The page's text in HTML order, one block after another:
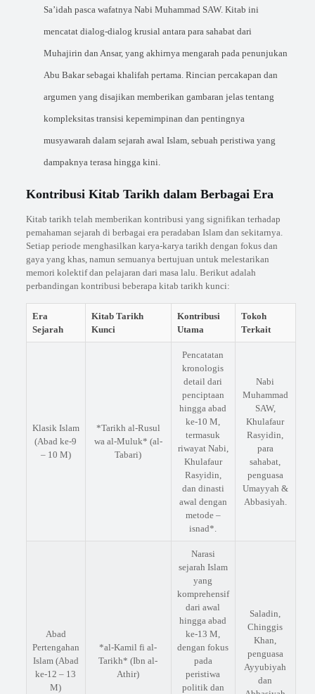
Sa’idah pasca wafatnya Nabi Muhammad SAW. Kitab ini
mencatat dialog-dialog krusial antara para sahabat dari
Muhajirin dan Ansar, yang akhirnya mengarah pada penunjukan
Abu Bakar sebagai khalifah pertama. Rincian percakapan dan
argumen yang disajikan memberikan gambaran jelas tentang
kompleksitas transisi kepemimpinan dan pentingnya
musyawarah dalam sejarah awal Islam, sebuah peristiwa yang
dampaknya terasa hingga kini.
Kontribusi Kitab Tarikh dalam Berbagai Era
Kitab tarikh telah memberikan kontribusi yang signifikan terhadap
pemahaman sejarah di berbagai era peradaban Islam dan sekitarnya.
Setiap periode menghasilkan karya-karya tarikh dengan fokus dan
gaya yang khas, namun semuanya bertujuan untuk melestarikan
memori kolektif dan pelajaran dari masa lalu. Berikut adalah
perbandingan kontribusi beberapa kitab tarikh kunci:
Era
Sejarah
Kitab Tarikh
Kunci
Kontribusi
Utama
Tokoh
Terkait
Klasik Islam
(Abad ke-9
– 10 M)
*Tarikh al-Rusul
wa al-Muluk* (al-
Tabari)
Pencatatan
kronologis
detail dari
penciptaan
hingga abad
ke-10 M,
termasuk
riwayat Nabi,
Khulafaur
Rasyidin,
dan dinasti
awal dengan
metode –
isnad*.
Nabi
Muhammad
SAW,
Khulafaur
Rasyidin,
para
sahabat,
penguasa
Umayyah &
Abbasiyah.
Abad
Pertengahan
Islam (Abad
ke-12 – 13
M)
*al-Kamil fi al-
Tarikh* (Ibn al-
Athir)
Narasi
sejarah Islam
yang
komprehensif
dari awal
hingga abad
ke-13 M,
dengan fokus
pada
peristiwa
politik dan
Saladin,
Chinggis
Khan,
penguasa
Ayyubiyah
dan